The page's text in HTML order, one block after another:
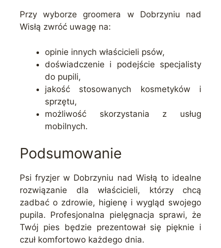
Przy wyborze groomera w Dobrzyniu nad
Wisłą zwróć uwagę na:
opinie innych właścicieli psów,
doświadczenie i podejście specjalisty
do pupili,
jakość stosowanych kosmetyków i
sprzętu,
możliwość skorzystania z usług
mobilnych.
Podsumowanie
Psi fryzjer w Dobrzyniu nad Wisłą to idealne
rozwiązanie dla właścicieli, którzy chcą
zadbać o zdrowie, higienę i wygląd swojego
pupila. Profesjonalna pielęgnacja sprawi, że
Twój pies będzie prezentował się pięknie i
czuł komfortowo każdego dnia.